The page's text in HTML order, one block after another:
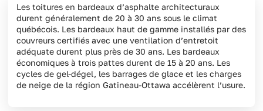
Les toitures en bardeaux d’asphalte architecturaux
durent généralement de 20 à 30 ans sous le climat
québécois. Les bardeaux haut de gamme installés par des
couvreurs certifiés avec une ventilation d’entretoit
adéquate durent plus près de 30 ans. Les bardeaux
économiques à trois pattes durent de 15 à 20 ans. Les
cycles de gel-dégel, les barrages de glace et les charges
de neige de la région Gatineau-Ottawa accélèrent l’usure.